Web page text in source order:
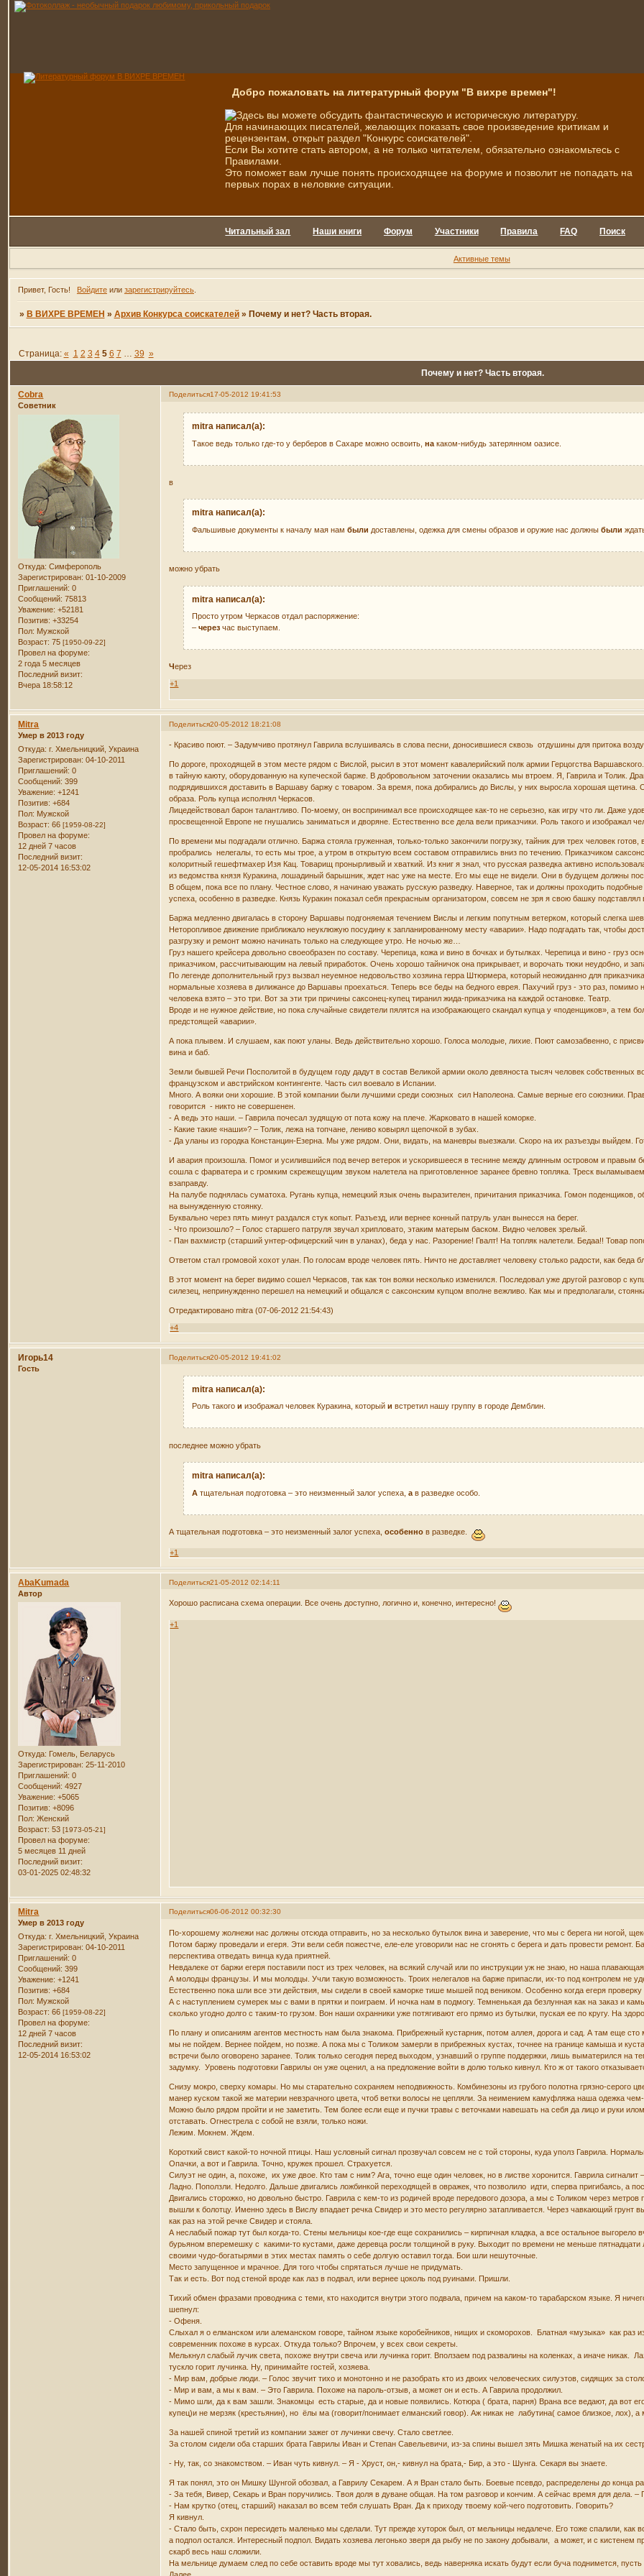
Добро пожаловать на литературный форум "В вихре времен"!
Здесь вы можете обсудить фантастическую и историческую литературу.
Для начинающих писателей, желающих показать свое произведение критикам и
рецензентам, открыт раздел "Конкурс соискателей".
Если Вы хотите стать автором, а не только читателем, обязательно ознакомьтесь с
Правилами.
Это поможет вам лучше понять происходящее на форуме и позволит не попадать на
первых порах в неловкие ситуации.
Читальный зал Наши книги Форум Участники Правила FAQ Поиск
Активные темы
Привет, Гость! Войдитеили зарегистрируйтесь.
» В ВИХРЕ ВРЕМЕН » Архив Конкурса соискателей » Почему и нет? Часть вторая.
Почему и нет? Часть вторая.
Страница: « 1 2 3 4 5 6 7 … 39 »
Поделиться17-05-2012 19:41:53
Cobra
Советник
Откуда: Симферополь
Зарегистрирован: 01-10-2009
Приглашений: 0
Сообщений: 75813
Уважение: +52181
Позитив: +33254
Пол: Мужской
Возраст: 75[1950-09-22]
Провел на форуме:
2 года 5 месяцев
Последний визит:
Вчера 18:58:12
mitra написал(а):
Такое ведь только где-то у берберов в Сахаре можно освоить,на каком-нибудь затерянном оазисе.
в
mitra написал(а):
Фальшивые документы к началу мая намбыли доставлены, одежка для смены образов и оружие нас должныбыли
можно убрать
mitra написал(а):
Просто утром Черкасов отдал распоряжение:
–через час выступаем.
Через
+1
Поделиться20-05-2012 18:21:08
Mitra
Умер в 2013 году
Откуда: г. Хмельницкий, Украина
Зарегистрирован: 04-10-2011
Приглашений: 0
Сообщений: 399
Уважение: +1241
Позитив: +684
Пол: Мужской
Возраст: 66[1959-08-22]
Провел на форуме:
12 дней 7 часов
Последний визит:
12-05-2014 16:53:02
- Красиво поют. – Задумчиво протянул Гаврила вслушиваясь в слова песни, доносившиеся сквозь отдушины для притока
По дороге, проходящей в этом месте рядом с Вислой, рысил в этот момент кавалерийский полк армии Герцогства
в тайную каюту, оборудованную на купеческой барже. В добровольном заточении оказались мы втроем. Я, Гаврила и Толик.
подрядившихся доставить в Варшаву баржу с товаром. За время, пока добирались до Вислы, у них выросла хорошая
образа. Роль купца исполнял Черкасов.
Лицедействовал барон талантливо. По-моему, он воспринимал все происходящее как-то не серьезно, как игру что ли. Даже
просвещенной Европе не гнушались заниматься и дворяне. Естественно все дела вели приказчики. Роль такого и изображал
По времени мы подгадали отлично. Баржа стояла груженная, только-только закончили погрузку, тайник для трех человек
пробрались нелегалы, то есть мы трое, а утром в открытую всем составом отправились вниз по течению. Приказчиком
колоритный гешефтмахер Изя Кац. Товарищ пронырливый и хваткий. Из книг я знал, что русская разведка активно
из ведомства князя Куракина, лошадиный барышник, ждет нас уже на месте. Его мы еще не видели. Они в будущем должны
В общем, пока все по плану. Честное слово, я начинаю уважать русскую разведку. Наверное, так и должны проходить
успеха, особенно в разведке. Князь Куракин показал себя прекрасным организатором, совсем не зря я свою башку
Баржа медленно двигалась в сторону Варшавы подгоняемая течением Вислы и легким попутным ветерком, который слегка
Неторопливое движение приближало неуклюжую посудину к запланированному месту «аварии». Надо подгадать так, чтобы
разгрузку и ремонт можно начинать только на следующее утро. Не ночью же…
Груз нашего крейсера довольно своеобразен по составу. Черепица, кожа и вино в бочках и бутылках. Черепица и вино - груз
приказчиком, рассчитывающим на левый приработок. Очень хорошо тайничок она прикрывает, и ворочать тюки неудобно, и
По легенде дополнительный груз вызвал неуемное недовольство хозяина герра Штюрмера, который неожиданно для
нормальные хозяева в дилижансе до Варшавы проехаться. Теперь все беды на бедного еврея. Пахучий груз - это раз, помимо
человека взято – это три. Вот за эти три причины саксонец-купец тиранил жида-приказчика на каждой остановке. Театр.
Вроде и не нужное действие, но пока случайные свидетели пялятся на изображающего скандал купца у «поденщиков», а тем
предстоящей «аварии».
А пока плывем. И слушаем, как поют уланы. Ведь действительно хорошо. Голоса молодые, лихие. Поют самозабвенно, с
вина и баб.
Земли бывшей Речи Посполитой в будущем году дадут в состав Великой армии около девяноста тысяч человек собственных
французском и австрийском контингенте. Часть сил воевало в Испании.
Много. А вояки они хорошие. В этой компании были лучшими среди союзных сил Наполеона. Самые верные его союзники.
говорится - никто не совершенен.
- А ведь это наши. – Гаврила почесал зудящую от пота кожу на плече. Жарковато в нашей коморке.
- Какие такие «наши»? – Толик, лежа на топчане, лениво ковырял щепочкой в зубах.
- Да уланы из городка Констанцин-Езерна. Мы уже рядом. Они, видать, на маневры выезжали. Скоро на их разъезды выйдем.
И авария произошла. Помог и усилившийся под вечер ветерок и ускорившееся в теснине между длинным островом и правым
сошла с фарватера и с громким скрежещущим звуком налетела на приготовленное заранее бревно топляка. Треск
взаправду.
На палубе поднялась суматоха. Ругань купца, немецкий язык очень выразителен, причитания приказчика. Гомон
на вынужденную стоянку.
Буквально через пять минут раздался стук копыт. Разъезд, или вернее конный патруль улан вынесся на берег.
- Что произошло? – Голос старшего патруля звучал хрипловато, этаким матерым баском. Видно человек зрелый.
- Пан вахмистр (старший унтер-офицерский чин в уланах), беда у нас. Разорение! Гвалт! На топляк налетели. Бедаа!! Товар
Ответом стал громовой хохот улан. По голосам вроде человек пять. Ничто не доставляет человеку столько радости, как
В этот момент на берег видимо сошел Черкасов, так как тон вояки несколько изменился. Последовал уже другой разговор с
силезец, непринужденно перешел на немецкий и общался с саксонским купцом вполне вежливо. Как мы и предполагали,
Отредактировано mitra (07-06-2012 21:54:43)
+4
Поделиться20-05-2012 19:41:02
Игорь14
Гость
mitra написал(а):
Роль такогои изображал человек Куракина, которыйи встретил нашу группу в городе Демблин.
последнее можно убрать
mitra написал(а):
А тщательная подготовка – это неизменный залог успеха,а в разведке особо.
А тщательная подготовка – это неизменный залог успеха,особенно в разведке.
+1
Поделиться21-05-2012 02:14:11
AbaKumada
Автор
Откуда: Гомель, Беларусь
Зарегистрирован: 25-11-2010
Приглашений: 0
Сообщений: 4927
Уважение: +5065
Позитив: +8096
Пол: Женский
Возраст: 53[1973-05-21]
Провел на форуме:
5 месяцев 11 дней
Последний визит:
03-01-2025 02:48:32
Хорошо расписана схема операции. Все очень доступно, логично и, конечно, интересно!
+1
Поделиться06-06-2012 00:32:30
Mitra
Умер в 2013 году
Откуда: г. Хмельницкий, Украина
Зарегистрирован: 04-10-2011
Приглашений: 0
Сообщений: 399
Уважение: +1241
Позитив: +684
Пол: Мужской
Возраст: 66[1959-08-22]
Провел на форуме:
12 дней 7 часов
Последний визит:
12-05-2014 16:53:02
По-хорошему жолнежи нас должны отсюда отправить, но за несколько бутылок вина и заверение, что мы с берега ни ногой,
Потом баржу проведали и егеря. Эти вели себя пожестче, еле-еле уговорили нас не сгонять с берега и дать провести
перспектива отведать винца куда приятней.
Невдалеке от баржи егеря поставили пост из трех человек, на всякий случай или по инструкции уж не знаю, но наша
А молодцы французы. И мы молодцы. Учли такую возможность. Троих нелегалов на барже припасли, их-то под контролем не
Естественно пока шли все эти действия, мы сидели в своей каморке тише мышей под веником. Особенно когда егеря
А с наступлением сумерек мы с вами в прятки и поиграем. И ночка нам в подмогу. Темненькая да безлунная как на заказ и
сколько угодно долго с таким-то грузом. Вон наши охранники уже потягивают его прямо из бутылки, пуская ее по кругу. На
По плану и описаниям агентов местность нам была знакома. Прибрежный кустарник, потом аллея, дорога и сад. А там еще
мы не пойдем. Вернее пойдем, но позже. А пока мы с Толиком замерли в прибрежных кустах, точнее на границе камыша и
встречи было оговорено заранее. Толик только сегодня перед выходом, узнавший о группе поддержки, лишь выматерился на
задумку. Уровень подготовки Гаврилы он уже оценил, а на предложение войти в долю только кивнул. Кто ж от такого
Снизу мокро, сверху комары. Но мы старательно сохраняем неподвижность. Комбинезоны из грубого полотна грязно-серого
манер куском такой же материи невзрачного цвета, чтоб ветки волосы не цепляли. За неимением камуфляжа наша одежка
Можно было рядом пройти и не заметить. Тем более если еще и пучки травы с веточками навешать на себя да лицо и руки
отставать. Огнестрела с собой не взяли, только ножи.
Лежим. Мокнем. Ждем.
Короткий свист какой-то ночной птицы. Наш условный сигнал прозвучал совсем не с той стороны, куда уполз Гаврила.
Опачки, а вот и Гаврила. Точно, кружек прошел. Страхуется.
Силуэт не один, а, похоже, их уже двое. Кто там с ним? Ага, точно еще один человек, но в листве хоронится. Гаврила сигналит
Ладно. Поползли. Недолго. Дальше двигались ложбинкой переходящей в овражек, что позволило идти, сперва пригибаясь, а
Двигались сторожко, но довольно быстро. Гаврила с кем-то из родичей вроде передового дозора, а мы с Толиком через
вышли к болотцу. Именно здесь в Вислу впадает речка Свидер и это место регулярно затапливается. Через чавкающий
как раз на этой речке Свидер и стояла.
А неслабый пожар тут был когда-то. Стены мельницы кое-где еще сохранились – кирпичная кладка, а все остальное
бурьяном вперемешку с какими-то кустами, даже деревца росли толщиной в руку. Выходит по времени не меньше
своими чудо-богатырями в этих местах память о себе долгую оставил тогда. Бои шли нешуточные.
Место запущенное и мрачное. Для того чтобы спрятаться лучше не придумать.
Так и есть. Вот под стеной вроде как лаз в подвал, или вернее цоколь под руинами. Пришли.
Тихий обмен фразами проводника с теми, кто находится внутри этого подвала, причем на каком-то тарабарском языке. Я
шепнул:
- Офеня.
Слыхал я о елманском или алеманском говоре, тайном языке коробейников, нищих и скоморохов. Блатная «музыка» как раз
современник похоже в курсах. Откуда только? Впрочем, у всех свои секреты.
Мелькнул слабый лучик света, похоже внутри свеча или лучинка горит. Вползаем под развалины на коленках, а иначе
тускло горит лучинка. Ну, принимайте гостей, хозяева.
- Мир вам, добрые люди. – Голос звучит тихо и монотонно и не разобрать кто из двоих человеческих силуэтов, сидящих за
- Мир и вам, а мы к вам. – Это Гаврила. Похоже на пароль-отзыв, а может он и есть. А Гаврила продолжил.
- Мимо шли, да к вам зашли. Знакомцы есть старые, да и новые появились. Котюра ( брата, парня) Врана все ведают, да вот
купец)и не мерзяк (крестьянин), но ёлы ма (говорит/понимает елманский говор). Аж никак не лабутина( самое близкое, лох),
За нашей спиной третий из компании зажег от лучинки свечу. Стало светлее.
За столом сидели оба старших брата Гаврилы Иван и Степан Савельевичи, из-за спины вышел зять Мишка женатый на их
- Ну, так, со знакомством. – Иван чуть кивнул. – Я - Хруст, он,- кивнул на брата,- Бир, а это - Шунга. Секаря вы знаете.
Я так понял, это он Мишку Шунгой обозвал, а Гаврилу Секарем. А я Вран стало быть. Боевые псевдо, распределены до конца
- За тебя, Вивер, Секарь и Вран поручились. Твоя доля в дуване общая. На том разговор и кончим. А сейчас время для дела. –
- Нам крутко (отец, старший) наказал во всем тебя слушать Вран. Да к приходу твоему кой-чего подготовить. Говорить?
Я кивнул.
- Стало быть, схрон пересидеть маленько мы сделали. Тут прежде хуторок был, от мельницы недалече. Его тоже спалили,
а подпол остался. Интересный подпол. Видать хозяева легонько зверя да рыбу не по закону добывали, а может, и с
скарб весь наш сложили.
На мельнице думаем след по себе оставить вроде мы тут ховались, ведь наверняка искать будут если буча поднимется,
Далее.